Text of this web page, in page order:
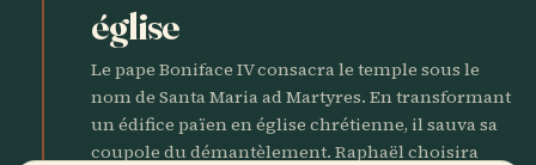
église
Le pape Boniface IV consacra le temple sous le
nom de Santa Maria ad Martyres. En transformant
un édifice païen en église chrétienne, il sauva sa
coupole du démantèlement. Raphaël choisira